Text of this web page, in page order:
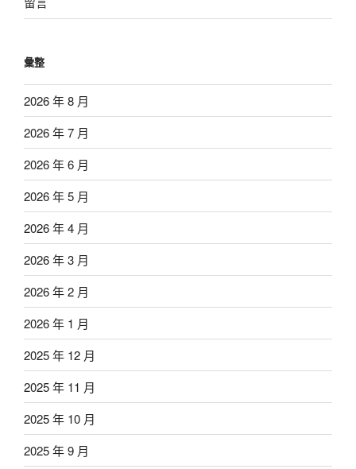
彙整
2026 年 8 月
2026 年 7 月
2026 年 6 月
2026 年 5 月
2026 年 4 月
2026 年 3 月
2026 年 2 月
2026 年 1 月
2025 年 12 月
2025 年 11 月
2025 年 10 月
2025 年 9 月